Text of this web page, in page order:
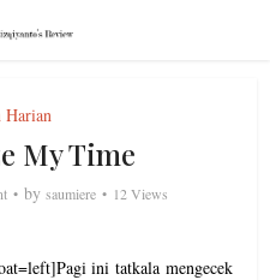
Harian
My Time
by saumiere 12 Views
ini tatkala mengecek